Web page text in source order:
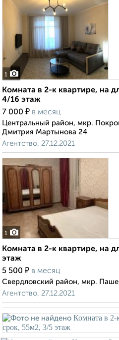
1
Комната в 2-к квартире, на
4/16 этаж
7 000 ₽ в месяц
Центральный район, мкр.
Дмитрия Мартынова 24
Агентство, 27.12.2021
1
Комната в 2-к квартире, на
этаж
5 500 ₽ в месяц
Свердловский район, мкр.
Агентство, 27.12.2021